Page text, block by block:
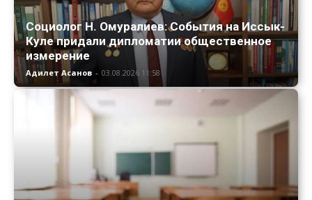
Социолог Н. Омуралиев: События на Иссык-
Куле придали дипломатии общественное
измерение
Адилет Асанов - 03.08.2026 11:58